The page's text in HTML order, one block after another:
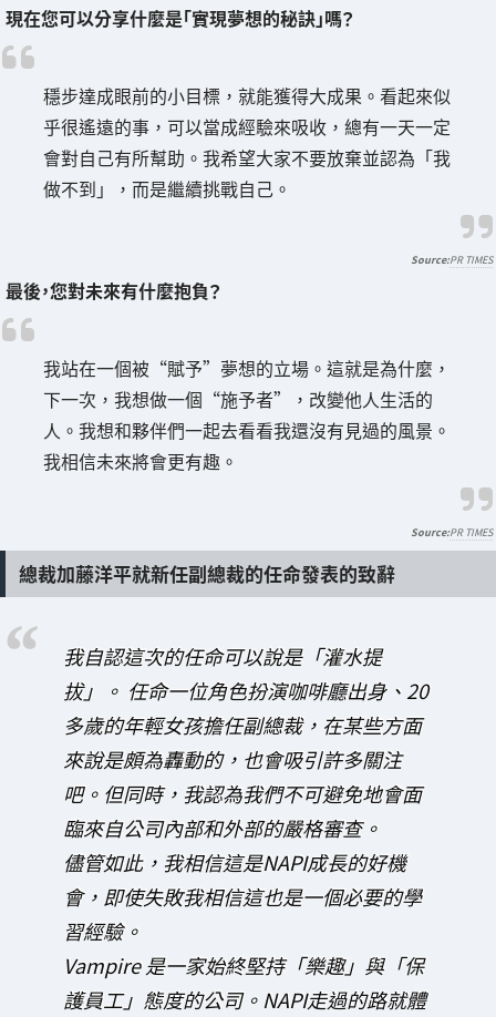
現在您可以分享什麼是「實現夢想的秘訣」嗎？
穩步達成眼前的小目標，就能獲得大成果。看起來似
乎很遙遠的事，可以當成經驗來吸收，總有一天一定
會對自己有所幫助。我希望大家不要放棄並認為「我
做不到」，而是繼續挑戰自己。
PR TIMES
最後，您對未來有什麼抱負？
我站在一個被“賦予”夢想的立場。這就是為什麼，
下一次，我想做一個“施予者”，改變他人生活的
人。我想和夥伴們一起去看看我還沒有見過的風景。
我相信未來將會更有趣。
PR TIMES
總裁加藤洋平就新任副總裁的任命發表的致辭
我自認這次的任命可以說是「灌水提
拔」。 任命一位角色扮演咖啡廳出身、20
多歲的年輕女孩擔任副總裁，在某些方面
來說是頗為轟動的，也會吸引許多關注
吧。但同時，我認為我們不可避免地會面
臨來自公司內部和外部的嚴格審查。
儘管如此，我相信這是NAPI成長的好機
會，即使失敗我相信這也是一個必要的學
習經驗。
Vampire 是一家始終堅持「樂趣」與「保
護員工」態度的公司。NAPI走過的路就體